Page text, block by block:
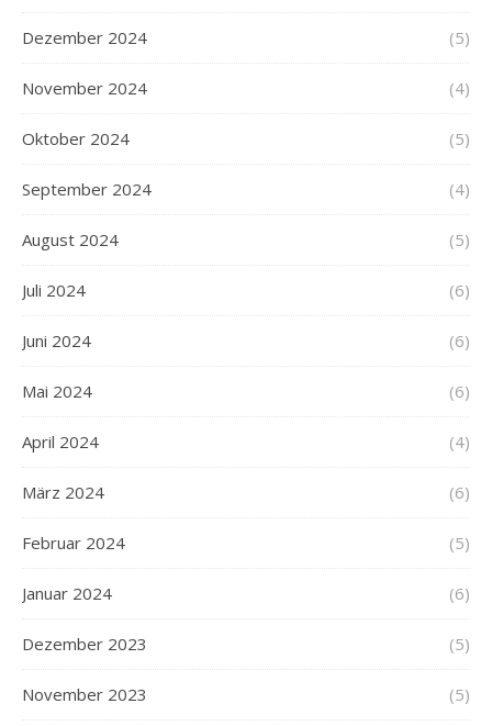
Dezember 2024 (5)
November 2024 (4)
Oktober 2024 (5)
September 2024 (4)
August 2024 (5)
Juli 2024 (6)
Juni 2024 (6)
Mai 2024 (6)
April 2024 (4)
März 2024 (6)
Februar 2024 (5)
Januar 2024 (6)
Dezember 2023 (5)
November 2023 (5)